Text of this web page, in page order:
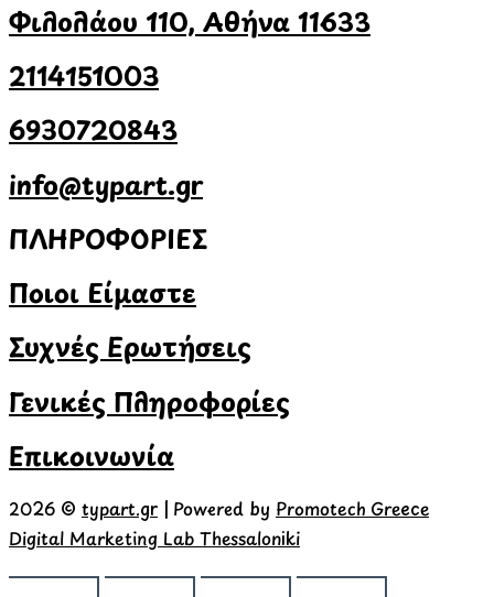
Φιλολάου 110, Αθήνα 11633
2114151003
6930720843
info@typart.gr
ΠΛΗΡΟΦΟΡΙΕΣ
Ποιοι Είμαστε
Συχνές Ερωτήσεις
Γενικές Πληροφορίες
Επικοινωνία
2026 © typart.gr | Powered by Promotech Greece
Digital Marketing Lab Thessaloniki